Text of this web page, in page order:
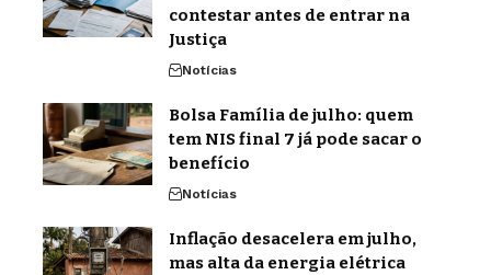
contestar antes de entrar na
Justiça
Notícias
Bolsa Família de julho: quem
tem NIS final 7 já pode sacar o
benefício
Notícias
Inflação desacelera em julho,
mas alta da energia elétrica